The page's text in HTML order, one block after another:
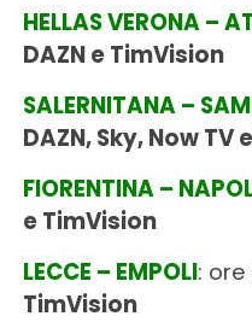
HELLAS VERONA –
DAZN e TimVision
SALERNITANA –
DAZN, Sky, Now TV
FIORENTINA –
e TimVision
LECCE – EMPOLI: ore
TimVision